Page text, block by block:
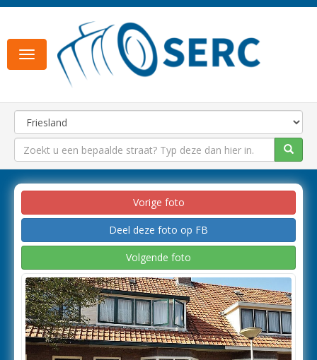
Toggle
navigation
Vorige foto
Deel deze foto op FB
Volgende foto